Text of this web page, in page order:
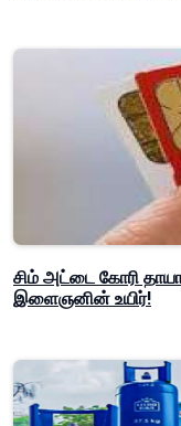
சிம் அட்டை கோரி
இளைஞனின் உயிர்!